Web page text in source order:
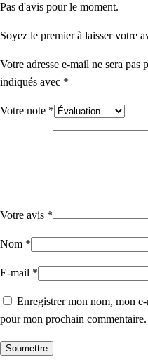
Pas d'avis pour le moment.
Soyez le premier à laisser votre
Votre adresse e-mail ne sera pas
indiqués avec *
Votre note *
Votre avis *
Nom *
E-mail *
Enregistrer mon nom, mon
pour mon prochain commentaire.